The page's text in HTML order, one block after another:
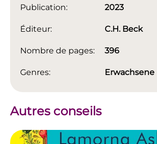
Publication: 2023
Éditeur: C.H. Beck
Nombre de pages: 396
Genres: Erwachsene
Autres conseils